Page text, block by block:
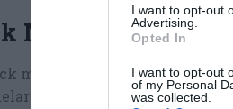
I want to opt-out
Advertising.
Opted In
I want to opt-out
of my Personal
was collected.
Mattsson
med en fil. kand i
jag med mig av tusentals